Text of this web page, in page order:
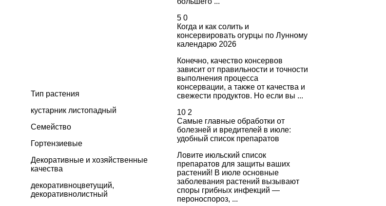
Тип растения
кустарник листопадный
Семейство
Гортензиевые
Декоративные и хозяйственные
качества
декоративноцветущий,
декоративнолистный
5 0
Когда и как солить и
консервировать огурцы по Лунному
календарю 2026
Конечно, качество консервов
зависит от правильности и точности
выполнения процесса
консервации, а также от качества и
свежести продуктов. Но если вы ...
10 2
Самые главные обработки от
болезней и вредителей в июле:
удобный список препаратов
Ловите июльский список
препаратов для защиты ваших
растений! В июле основные
заболевания растений вызывают
споры грибных инфекций —
пероноспороз, ...